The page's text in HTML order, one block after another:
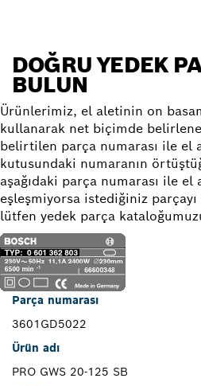
DOĞRU YEDEK
BULUN
Ürünlerimiz, el aletinin on
kullanarak net biçimde
belirtilen parça numarası ile el
kutusundaki numaranın
aşağıdaki parça numarası ile
eşleşmiyorsa istediğiniz
lütfen yedek parça
Parça numarası
3601GD5022
Ürün adı
PRO GWS 20-125 SB